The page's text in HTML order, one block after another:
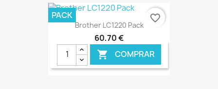
€ ONLINE
Brother LC1220 Pack
60,70 €
 COMPRAR
PACK favorite_border